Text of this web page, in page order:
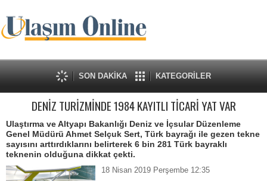
SON DAKİKA KATEGORİLER
DENİZ TURİZMİNDE 1984 KAYITLI TİCARİ YAT VAR
Ulaştırma ve Altyapı Bakanlığı Deniz ve İçsular Düzenleme
Genel Müdürü Ahmet Selçuk Sert, Türk bayrağı ile gezen tekne
sayısını arttırdıklarını belirterek 6 bin 281 Türk bayraklı
teknenin olduğuna dikkat çekti.
18 Nisan 2019 Perşembe 12:35